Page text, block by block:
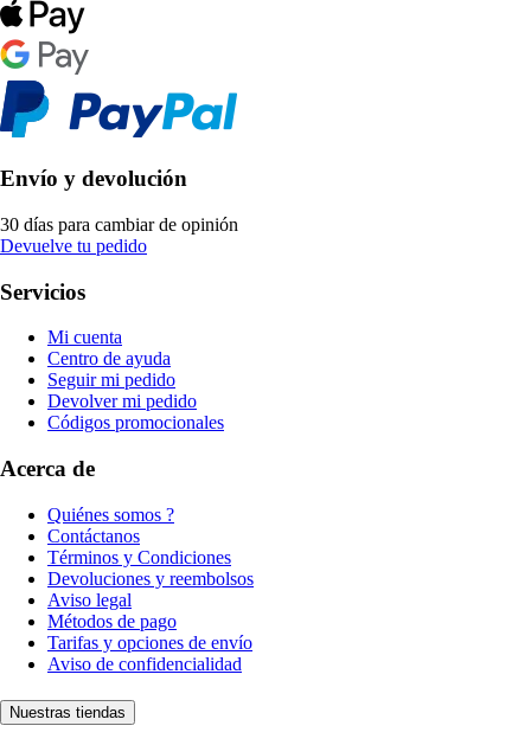
Envío y devolución
30 días para cambiar de opinión
Devuelve tu pedido
Servicios
Mi cuenta
Centro de ayuda
Seguir mi pedido
Devolver mi pedido
Códigos promocionales
Acerca de
Quiénes somos ?
Contáctanos
Términos y Condiciones
Devoluciones y reembolsos
Aviso legal
Métodos de pago
Tarifas y opciones de envío
Aviso de confidencialidad
Nuestras tiendas